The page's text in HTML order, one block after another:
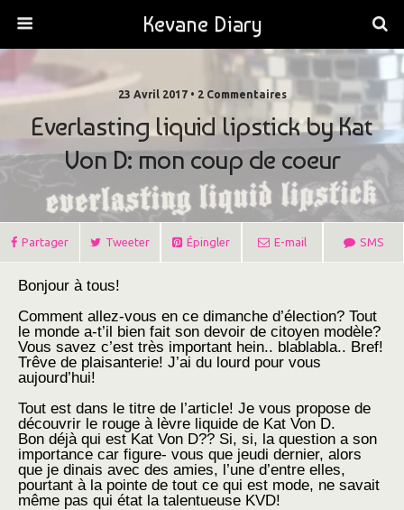
Kevane Diary
23 Avril 2017 • 2 Commentaires
Everlasting liquid lipstick by Kat
Von D: mon coup de coeur
Partager Tweeter Épingler E-mail SMS
Bonjour à tous!
Comment allez-vous en ce dimanche d’élection? Tout
le monde a-t’il bien fait son devoir de citoyen modèle?
Vous savez c’est très important hein.. blablabla.. Bref!
Trêve de plaisanterie! J’ai du lourd pour vous
aujourd’hui!
Tout est dans le titre de l’article! Je vous propose de
découvrir le rouge à lèvre liquide de Kat Von D.
Bon déjà qui est Kat Von D?? Si, si, la question a son
importance car figure- vous que jeudi dernier, alors
que je dinais avec des amies, l’une d’entre elles,
pourtant à la pointe de tout ce qui est mode, ne savait
même pas qui état la talentueuse KVD!